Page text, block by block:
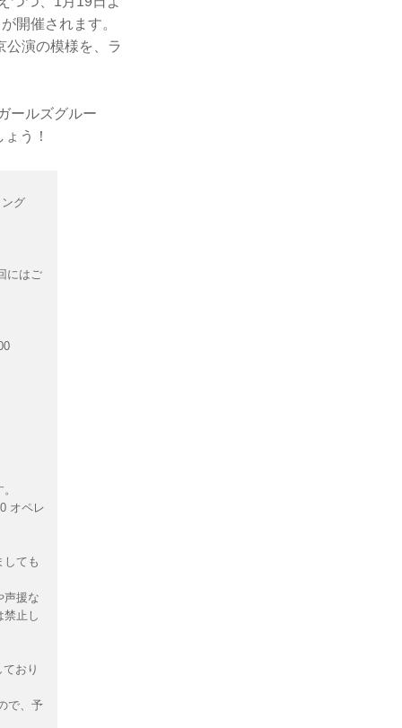
開催されます。
公演の模様を、ラ
ールズグルー
う！
グ
にはご
オペレ
ても
声援な
禁止し
おり
で、予